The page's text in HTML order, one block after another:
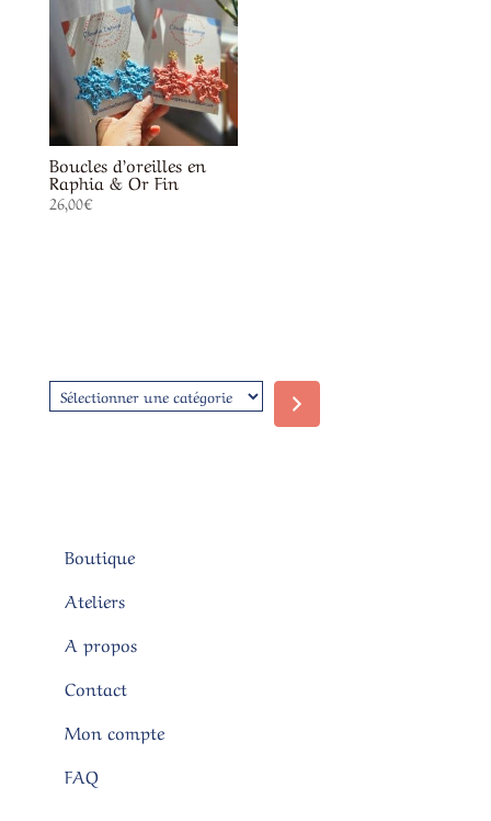
Boucles d’oreilles en
Raphia & Or Fin
26,00€
Sélectionner
une
Boutique
Ateliers
A propos
Contact
Mon compte
FAQ